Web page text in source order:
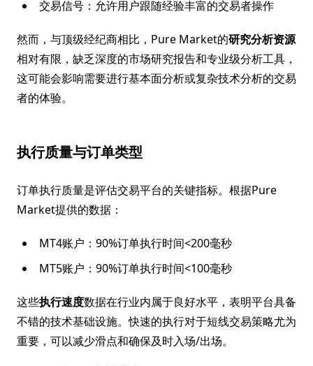
交易信号：允许用户跟随经验丰富的交易者操作
然而，与顶级经纪商相比，Pure Market的研究分析资源
相对有限，缺乏深度的市场研究报告和专业级分析工具，
这可能会影响需要进行基本面分析或复杂技术分析的交易
者的体验。
执行质量与订单类型
订单执行质量是评估交易平台的关键指标。根据Pure
Market提供的数据：
MT4账户：90%订单执行时间<200毫秒
MT5账户：90%订单执行时间<100毫秒
这些执行速度数据在行业内属于良好水平，表明平台具备
不错的技术基础设施。快速的执行对于短线交易策略尤为
重要，可以减少滑点和确保及时入场/出场。